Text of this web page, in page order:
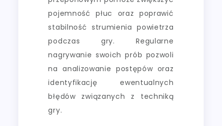
pojemność płuc oraz poprawić
stabilność strumienia powietrza
podczas gry. Regularne
nagrywanie swoich prób pozwoli
na analizowanie postępów oraz
identyfikację ewentualnych
błędów związanych z techniką
gry.